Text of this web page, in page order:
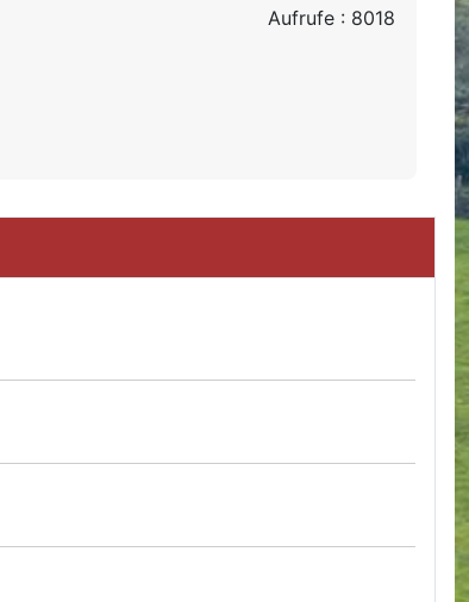
Aufrufe : 8018